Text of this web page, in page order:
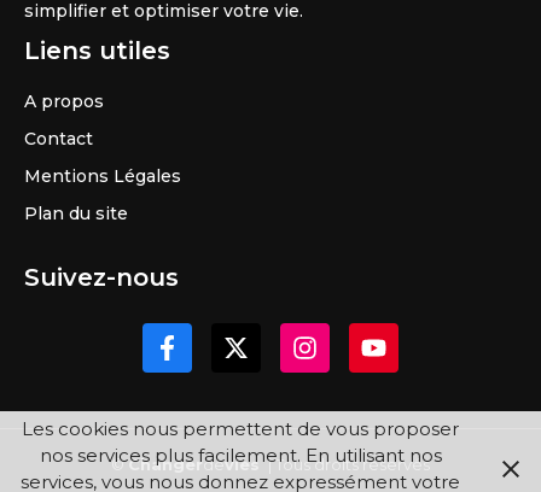
simplifier et optimiser votre vie.
Liens utiles
A propos
Contact
Mentions Légales
Plan du site
Suivez-nous
©Changerdevies| Tous droits réservés
Les cookies nous permettent de vous proposer
nos services plus facilement. En utilisant nos
services, vous nous donnez expressément votre